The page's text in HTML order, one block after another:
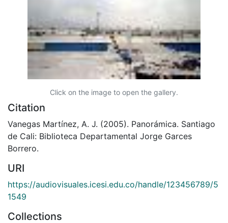
Click on the image to open the gallery.
Citation
Vanegas Martínez, A. J. (2005). Panorámica. Santiago
de Cali: Biblioteca Departamental Jorge Garces
Borrero.
URI
https://audiovisuales.icesi.edu.co/handle/123456789/5
1549
Collections